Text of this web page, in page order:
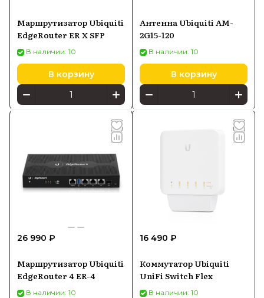
Маршрутизатор Ubiquiti
EdgeRouter ER X SFP
В наличии: 10
В корзину
Антенна Ubiquiti AM-
2G15-120
В наличии: 10
В корзину
26 990 ₽
Маршрутизатор Ubiquiti
EdgeRouter 4 ER-4
В наличии: 10
16 490 ₽
Коммутатор Ubiquiti
UniFi Switch Flex
В наличии: 10